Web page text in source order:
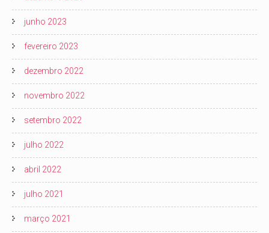
junho 2023
fevereiro 2023
dezembro 2022
novembro 2022
setembro 2022
julho 2022
abril 2022
julho 2021
março 2021